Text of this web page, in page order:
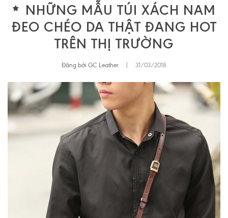
NHỮNG MẪU TÚI XÁCH NAM
ĐEO CHÉO DA THẬT ĐANG HOT
TRÊN THỊ TRƯỜNG
Đăng bởi GC Leather 31/03/2018